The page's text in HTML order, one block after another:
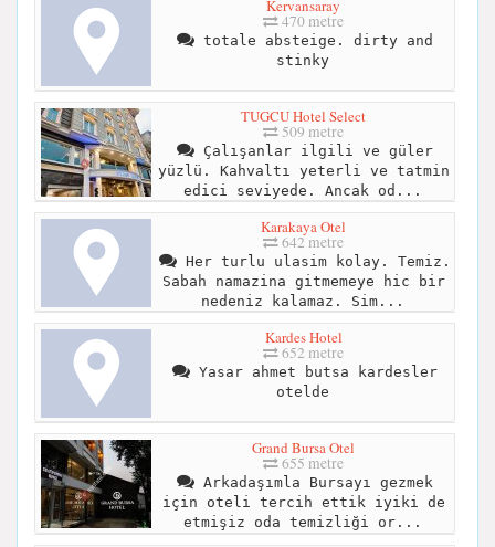
Kervansaray
470 metre
totale absteige. dirty and
stinky
TUGCU Hotel Select
509 metre
Çalışanlar ilgili ve güler
yüzlü. Kahvaltı yeterli ve tatmin
edici seviyede. Ancak od...
Karakaya Otel
642 metre
Her turlu ulasim kolay. Temiz.
Sabah namazina gitmemeye hic bir
nedeniz kalamaz. Sim...
Kardes Hotel
652 metre
Yasar ahmet butsa kardesler
otelde
Grand Bursa Otel
655 metre
Arkadaşımla Bursayı gezmek
için oteli tercih ettik iyiki de
etmişiz oda temizliği or...